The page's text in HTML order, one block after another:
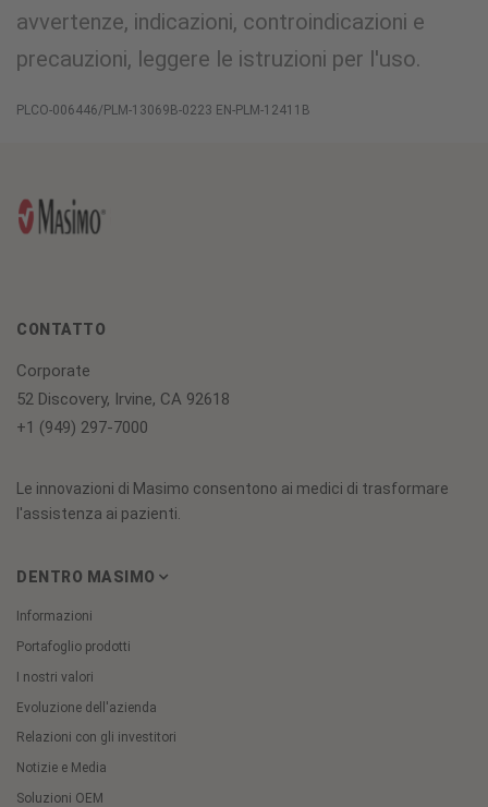
avvertenze, indicazioni, controindicazioni e
precauzioni, leggere le istruzioni per l'uso.
PLCO-006446/PLM-13069B-0223 EN-PLM-12411B
CONTATTO
Corporate
52 Discovery, Irvine, CA 92618
+1 (949) 297-7000
Le innovazioni di Masimo consentono ai medici di trasformare
l'assistenza ai pazienti.
DENTRO MASIMO
Informazioni
Portafoglio prodotti
I nostri valori
Evoluzione dell'azienda
Relazioni con gli investitori
Notizie e Media
Soluzioni OEM